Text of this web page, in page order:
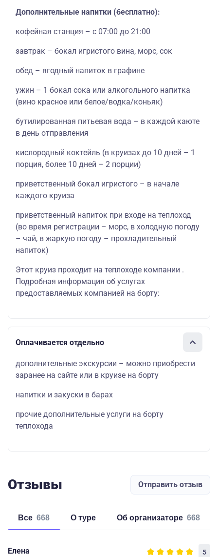
Дополнительные напитки (бесплатно):
кофейная станция – с 07:00 до 21:00
завтрак – бокал игристого вина, морс, сок
обед – ягодный напиток в графине
ужин – 1 бокал сока или алкогольного напитка
(вино красное или белое/водка/коньяк)
бутилированная питьевая вода – в каждой каюте
в день отправления
кислородный коктейль (в круизах до 10 дней – 1
порция, более 10 дней – 2 порции)
приветственный бокал игристого – в начале
каждого круиза
приветственный напиток при входе на теплоход
(во время регистрации – морс, в холодную погоду
– чай, в жаркую погоду – прохладительный
напиток)
Этот круиз проходит на теплоходе компании .
Подробная информация об услугах
предоставляемых компанией на борту:
Оплачивается отдельно
дополнительные экскурсии – можно приобрести
заранее на сайте или в круизе на борту
напитки и закуски в барах
прочие дополнительные услуги на борту
теплохода
Отзывы Отправить отзыв
Все 668 о туре об организаторе 668
Елена 5